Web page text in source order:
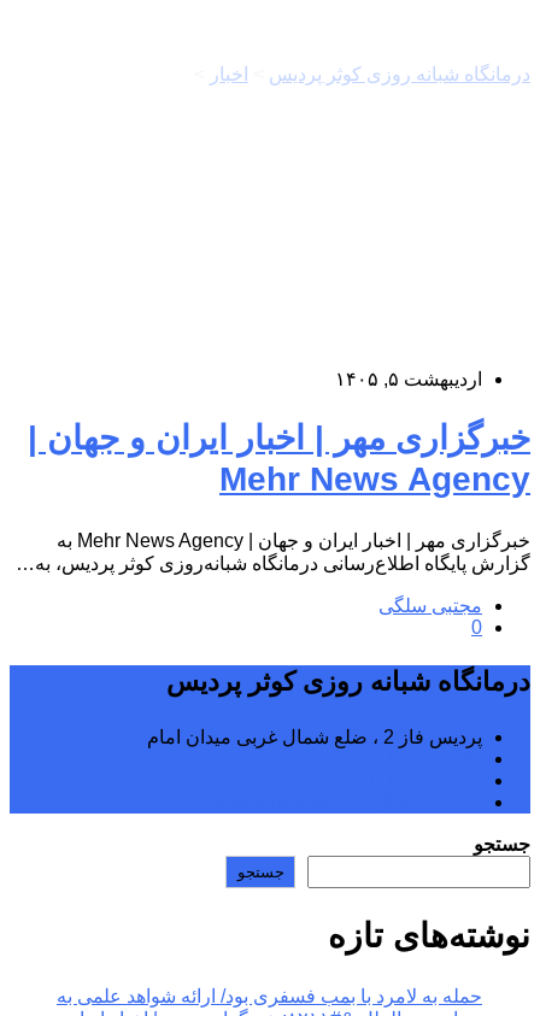
درمانگاه شبانه روزی کوثر پردیس اخبار
اردیبهشت ۵, ۱۴۰۵
خبرگزاری مهر | اخبار ایران و جهان |
Mehr News Agency
خبرگزاری مهر | اخبار ایران و جهان | Mehr News Agency به
گزارش پایگاه اطلاع‌رسانی درمانگاه شبانه‌روزی کوثر پردیس، به…
مجتبی سلگی
0
درمانگاه شبانه روزی کوثر پردیس
پردیس فاز 2 ، ضلع شمال غربی میدان امام
جستجو
جستجو
نوشته‌های تازه
حمله به لامرد با بمب فسفری بود/ ارائه شواهد علمی به